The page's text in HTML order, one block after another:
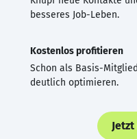
besseres Job-Leben.
Kostenlos profitieren
Schon als Basis-
deutlich optimieren.